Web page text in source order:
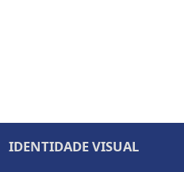
IDENTIDADE VISUAL